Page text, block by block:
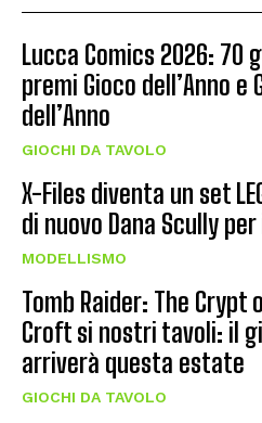
Lucca Comics 2026: 70
premi Gioco dell’Anno e
dell’Anno
GIOCHI DA TAVOLO
X-Files diventa un set
di nuovo Dana Scully
MODELLISMO
Tomb Raider: The Crypt
Croft si nostri tavoli: il
arriverà questa estate
GIOCHI DA TAVOLO